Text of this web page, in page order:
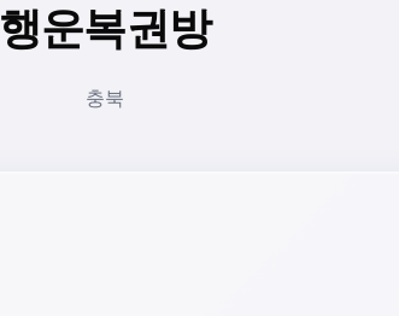
행운복권방
충북